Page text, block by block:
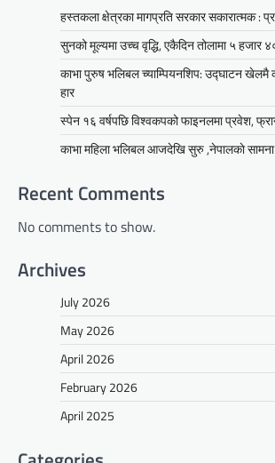
हस्तकला क्षेत्रका मागप्रति सरकार सकारात्मक :
सुनको मूल्यमा उच्च वृद्धि, एकैदिन तोलामा ५ हजार
काभा पुरुष भलिबल च्याम्पियनशिप: उद्घाटन
हार
स्पेन १६ वर्षपछि विश्वकपको फाइनलमा प्रवेश,
काभा महिला भलिबल आजदेखि सुरु ,नेपालकाे सामना
Recent Comments
No comments to show.
Archives
July 2026
May 2026
April 2026
February 2026
April 2025